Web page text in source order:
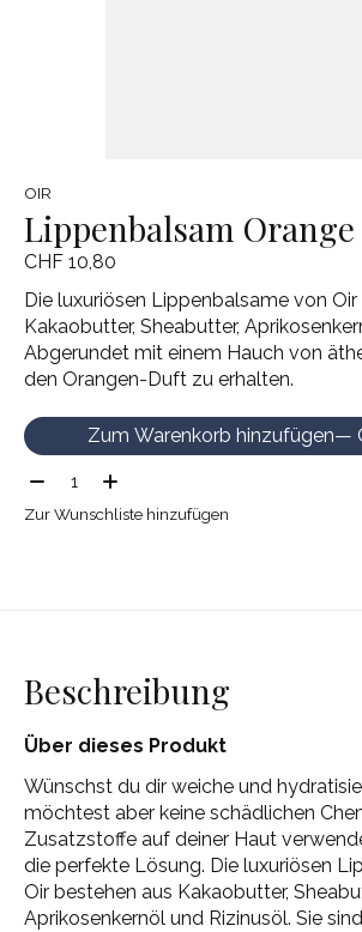
OIR
Lippenbalsam Orange
CHF 10,80
Die luxuriösen Lippenbalsame von
Kakaobutter, Sheabutter,
Abgerundet mit einem Hauch von
den Orangen-Duft zu erhalten.
Zum Warenkorb hinzufügen
Menge:
Zur Wunschliste hinzufügen
Beschreibung
Über dieses Produkt
Wünschst du dir weiche und
möchtest aber keine schädlichen
Zusatzstoffe auf deiner Haut
die perfekte Lösung. Die luxuriösen
Oir bestehen aus Kakaobutter,
Aprikosenkernöl und Rizinusöl. Sie